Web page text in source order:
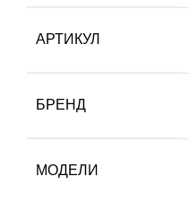
АРТИКУЛ
БРЕНД
МОДЕЛИ